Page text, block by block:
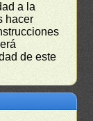
a la
hacer
de este